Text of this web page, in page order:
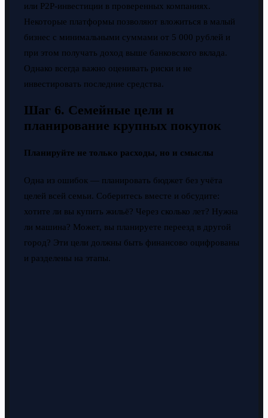
или P2P-инвестиции в проверенных компаниях.
Некоторые платформы позволяют вложиться в малый
бизнес с минимальными суммами от 5 000 рублей и
при этом получать доход выше банковского вклада.
Однако всегда важно оценивать риски и не
инвестировать последние средства.
Шаг 6. Семейные цели и
планирование крупных покупок
Планируйте не только расходы, но и смыслы
Одна из ошибок — планировать бюджет без учёта
целей всей семьи. Соберитесь вместе и обсудите:
хотите ли вы купить жильё? Через сколько лет? Нужна
ли машина? Может, вы планируете переезд в другой
город? Эти цели должны быть финансово оцифрованы
и разделены на этапы.